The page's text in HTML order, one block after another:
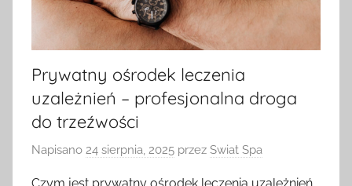
Prywatny ośrodek leczenia
uzależnień – profesjonalna droga
do trzeźwości
Napisano 24 sierpnia, 2025 przez Swiat Spa
Czym jest prywatny ośrodek leczenia uzależnień